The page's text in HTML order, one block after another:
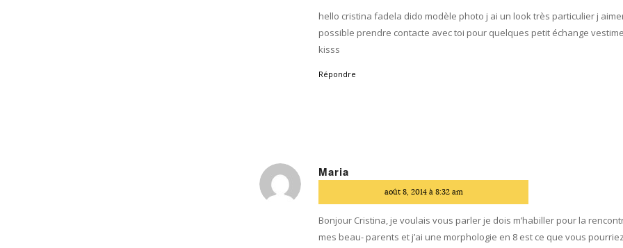
hello cristina fadela dido modèle photo j ai un look très particulier j
possible prendre contacte avec toi pour quelques petit échange
kisss
Répondre
Maria
:
août 8, 2014 à 8:32 am
Bonjour Cristina, je voulais vous parler je dois m’habiller pour la
mes beau- parents et j’ai une morphologie en 8 est ce que vous